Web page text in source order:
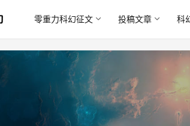
零重力科幻征文 投稿文章 科